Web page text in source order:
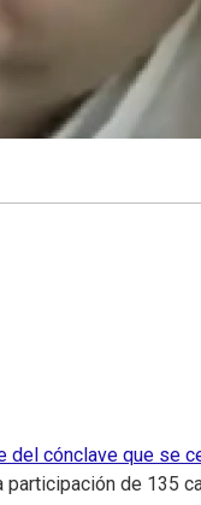
del cónclave que se
de 135